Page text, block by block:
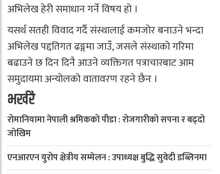
अभिलेख हेरी समाधान गर्ने विषय हो ।
यसर्थ सतही विवाद गर्दै संस्थालाई कमजोर बनाउने भन्दा
अभिलेख पद्दतिगत ढङ्गमा जाउँ, जसले संस्थाको गरिमा
बढाउने छ दिन दिनै आउने व्यक्तिगत पत्राचारबाट आम
समुदायमा अन्योलको वातावरण रहने छैन ।
भर्खरै
रोमानियामा नेपाली श्रमिकको पीडा : रोजगारीको सपना र बढ्दो
जोखिम
एनआरएन युरोप क्षेत्रीय सम्मेलन : उपाध्यक्ष बुद्धि सुवेदी डब्लिनमा